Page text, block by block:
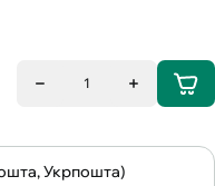
1
Укрпошта)